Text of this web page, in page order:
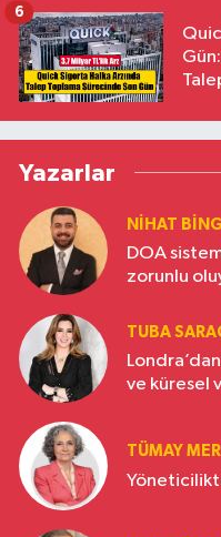
6
Yazarlar
NIHAT
DOA
zorunlu
TUBA
ve küresel
TÜMAY